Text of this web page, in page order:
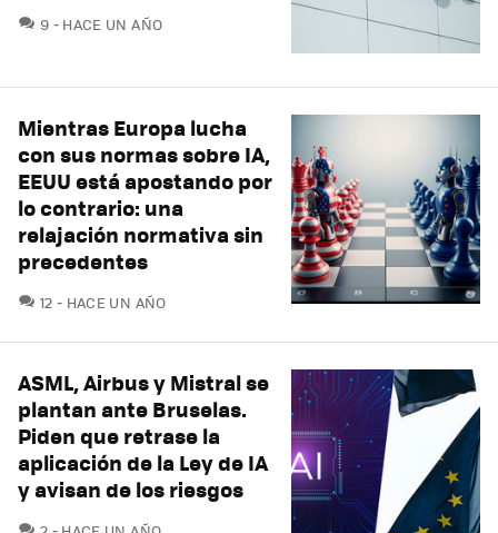
9 COMENTARIOS
HACE UN AÑO
Mientras Europa lucha
con sus normas sobre IA,
EEUU está apostando por
lo contrario: una
relajación normativa sin
precedentes
12 COMENTARIOS
HACE UN AÑO
ASML, Airbus y Mistral se
plantan ante Bruselas.
Piden que retrase la
aplicación de la Ley de IA
y avisan de los riesgos
COMENTARIOS